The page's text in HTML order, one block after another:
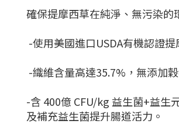
確保提摩西草在純淨、無污染的
-使用美國進口USDA有機認證提
-織維含量高達35.7% ，無添加
-含 400億 CFU/kg 益生菌+益生
及補充益生菌提升腸道活力。